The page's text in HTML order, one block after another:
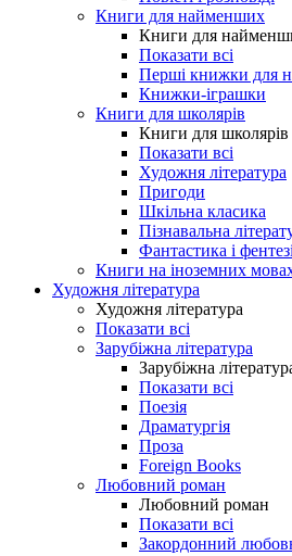
Книги для найменших
Книги для
Показати всі
Перші книжки для
Книжки-іграшки
Книги для школярів
Книги для школярів
Показати всі
Художня література
Пригоди
Шкільна класика
Пізнавальна
Фантастика і фентезі
Книги на іноземних
Художня література
Художня література
Показати всі
Зарубіжна література
Зарубіжна
Показати всі
Поезія
Драматургія
Проза
Foreign Books
Любовний роман
Любовний роман
Показати всі
Закордонний